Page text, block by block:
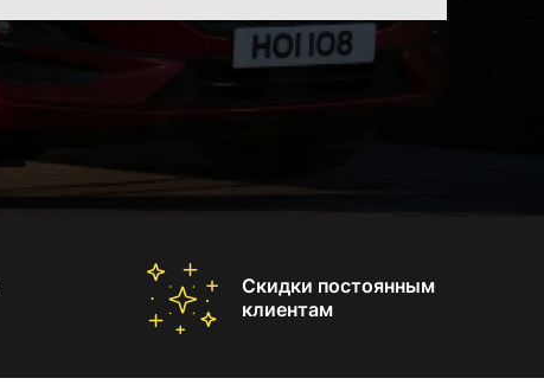
Скидки постоянным
клиентам